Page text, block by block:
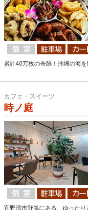
累計40万枚の奇跡！沖縄の海
カフェ・スイーツ
時ノ庭
宜野湾市野嵩にある、ゆった